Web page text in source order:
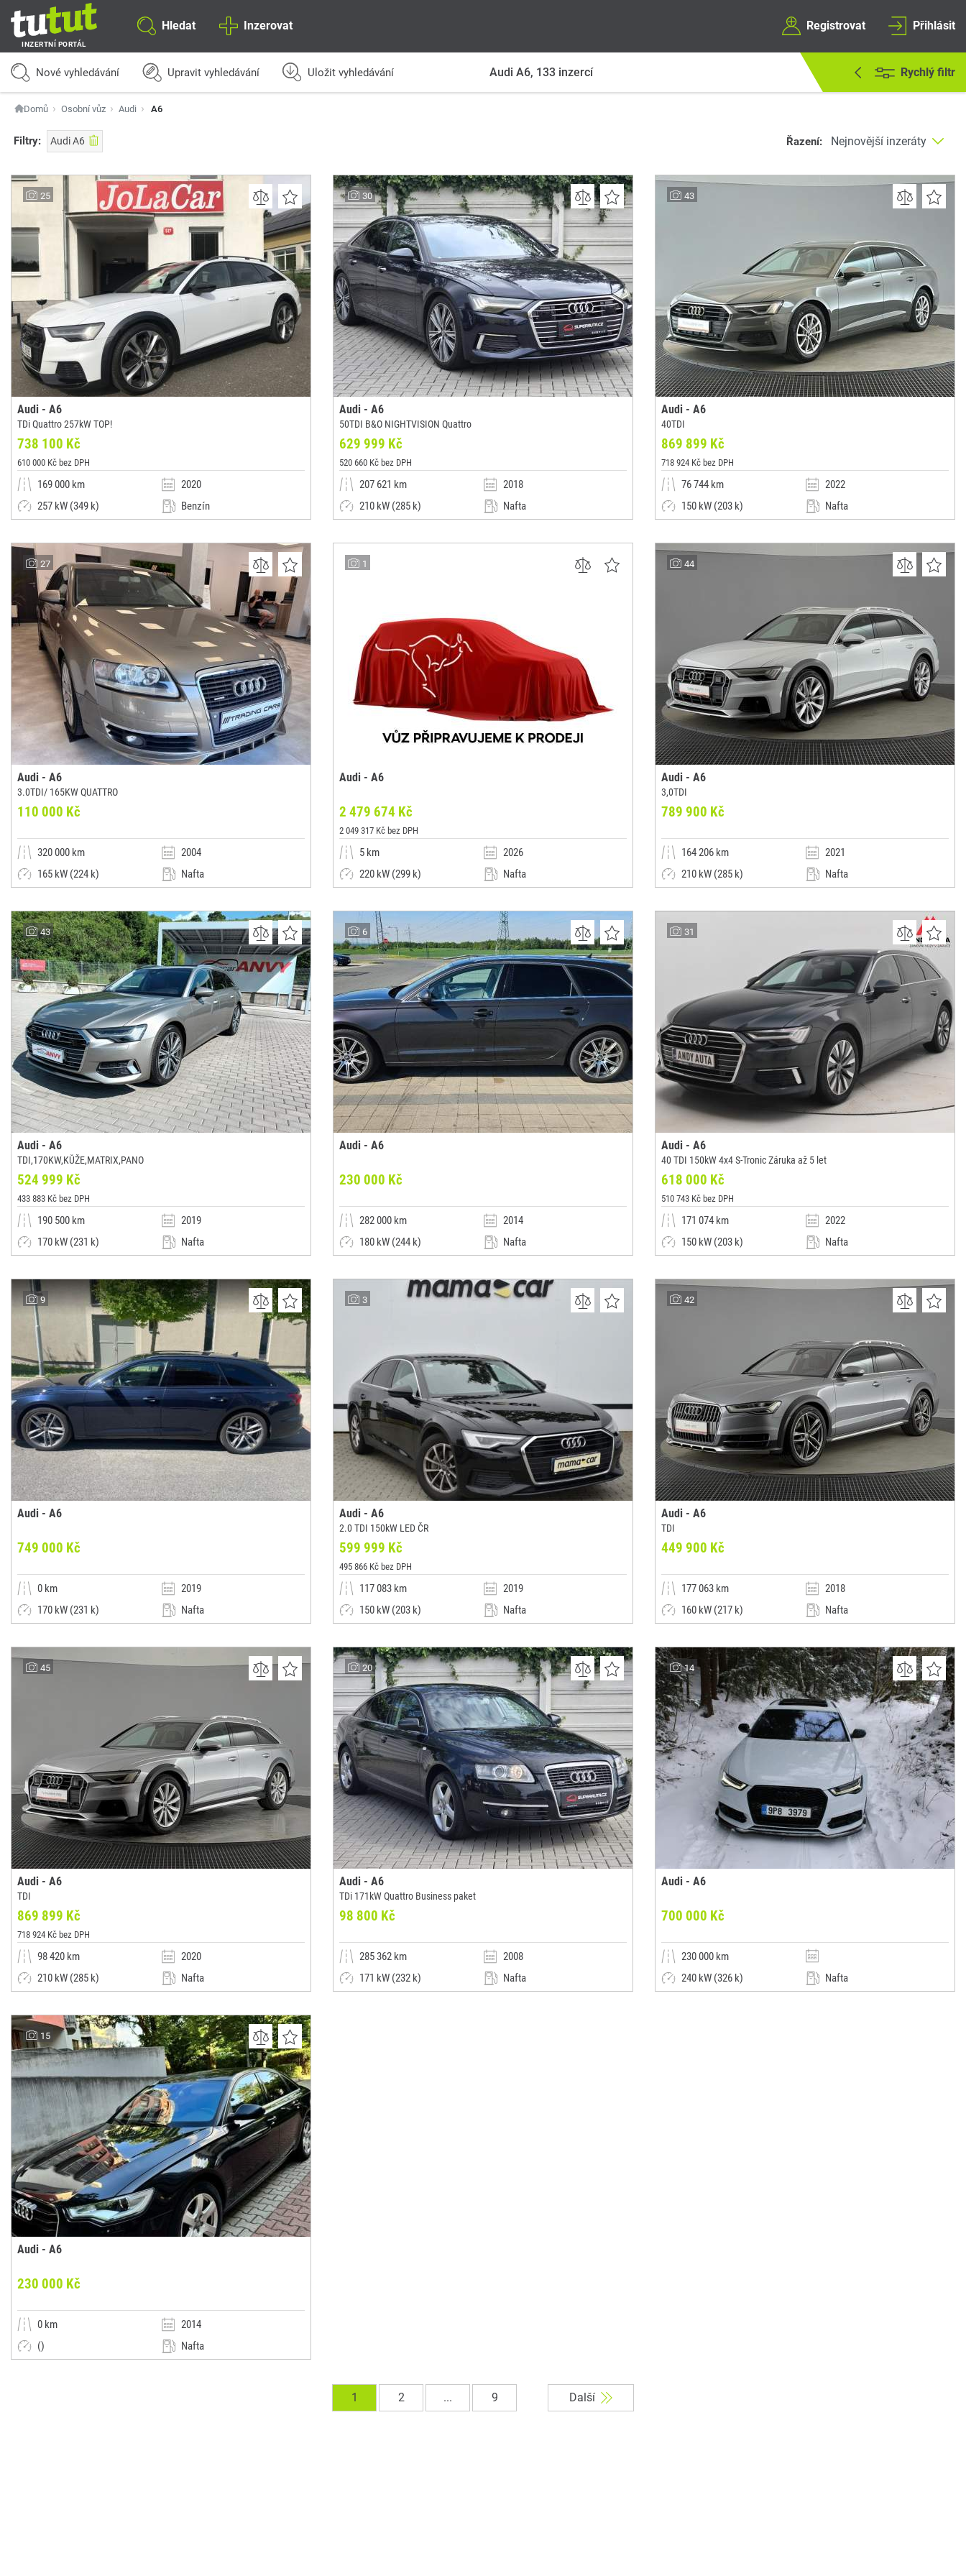
INZERTNÍ PORTÁL
Hledat Inzerovat Registrovat Přihlásit
Nové vyhledávání Upravit vyhledávání Uložit vyhledávání Audi A6, 133 inzercí Rychlý filtr
Domů Osobní vůz Audi A6
Filtry: Audi A6 Řazení:
25
Audi - A6
TDi Quattro 257kW TOP!
738 100 Kč
610 000 Kč bez DPH
169 000 km
2020
257 kW (349 k)
Benzín
JoLaCar Liberec, s.r.o.
Stráž nad Nisou
(0x)
30
Audi - A6
50TDI B&O NIGHTVISION Quattro
629 999 Kč
520 660 Kč bez DPH
207 621 km
2018
210 kW (285 k)
Nafta
SUPERAUTA s.r.o.
Ostrava-Slezská Ostrava
(0x)
43
Audi - A6
40TDI
869 899 Kč
718 924 Kč bez DPH
76 744 km
2022
150 kW (203 k)
Nafta
Autosalon Klokočka Centrum a.s.
Praha 6
(0x)
27
Audi - A6
3.0TDI/ 165KW QUATTRO
110 000 Kč
320 000 km
2004
165 kW (224 k)
Nafta
Trading Cars s.r.o.
Rožnov pod Radhoštěm
(0x)
1
Audi - A6
2 479 674 Kč
2 049 317 Kč bez DPH
5 km
2026
220 kW (299 k)
Nafta
Praha 6
(0x)
44
Audi - A6
3,0TDI
789 900 Kč
164 206 km
2021
210 kW (285 k)
Nafta
Praha 6
(0x)
43
Audi - A6
TDI,170KW,KŮŽE,MATRIX,PANO
524 999 Kč
433 883 Kč bez DPH
190 500 km
2019
170 kW (231 k)
Nafta
AUTOCAR ANVY s.r.o.
Uherský Brod - Havřice
(0x)
6
Audi - A6
230 000 Kč
282 000 km
2014
180 kW (244 k)
Nafta
AutoK
(0x)
31
Audi - A6
40 TDI 150kW 4x4 S-Tronic Záruka až 5 let
618 000 Kč
510 743 Kč bez DPH
171 074 km
2022
150 kW (203 k)
Nafta
ANDY-AUTA ČESKÉ BUDĚJOVICE
České Budějovice
(0x)
9
Audi - A6
749 000 Kč
0 km
2019
170 kW (231 k)
Nafta
AutoK
(0x)
3
Audi - A6
2.0 TDI 150kW LED ČR
599 999 Kč
495 866 Kč bez DPH
117 083 km
2019
150 kW (203 k)
Nafta
MAMA CAR a.s
Praha 4
(0x)
42
Audi - A6
TDI
449 900 Kč
177 063 km
2018
160 kW (217 k)
Nafta
Autosalon Klokočka Centrum a.s.
Praha 6
(0x)
45
Audi - A6
TDI
869 899 Kč
718 924 Kč bez DPH
98 420 km
2020
210 kW (285 k)
Nafta
Autosalon Klokočka Centrum a.s.
Praha 6
(0x)
20
Audi - A6
TDi 171kW Quattro Business paket
98 800 Kč
285 362 km
2008
171 kW (232 k)
Nafta
14
Audi - A6
700 000 Kč
230 000 km
240 kW (326 k)
Nafta
15
Audi - A6
230 000 Kč
0 km
2014
()
Nafta
1 2 ... 9 Další